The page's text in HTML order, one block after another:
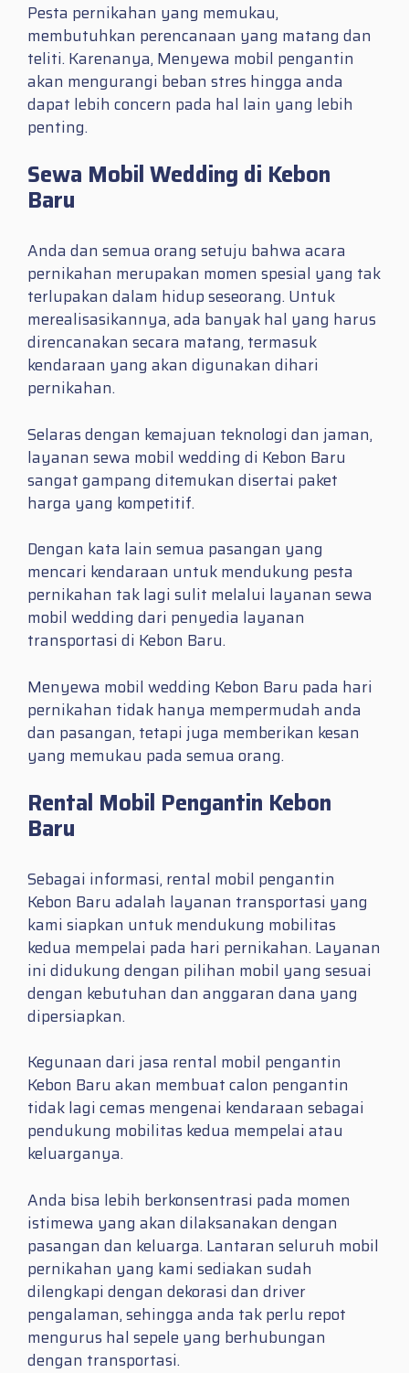
Pesta pernikahan yang memukau,
membutuhkan perencanaan yang matang dan
teliti. Karenanya, Menyewa mobil pengantin
akan mengurangi beban stres hingga anda
dapat lebih concern pada hal lain yang lebih
penting.
Sewa Mobil Wedding di Kebon
Baru
Anda dan semua orang setuju bahwa acara
pernikahan merupakan momen spesial yang tak
terlupakan dalam hidup seseorang. Untuk
merealisasikannya, ada banyak hal yang harus
direncanakan secara matang, termasuk
kendaraan yang akan digunakan dihari
pernikahan.
Selaras dengan kemajuan teknologi dan jaman,
layanan sewa mobil wedding di Kebon Baru
sangat gampang ditemukan disertai paket
harga yang kompetitif.
Dengan kata lain semua pasangan yang
mencari kendaraan untuk mendukung pesta
pernikahan tak lagi sulit melalui layanan sewa
mobil wedding dari penyedia layanan
transportasi di Kebon Baru.
Menyewa mobil wedding Kebon Baru pada hari
pernikahan tidak hanya mempermudah anda
dan pasangan, tetapi juga memberikan kesan
yang memukau pada semua orang.
Rental Mobil Pengantin Kebon
Baru
Sebagai informasi, rental mobil pengantin
Kebon Baru adalah layanan transportasi yang
kami siapkan untuk mendukung mobilitas
kedua mempelai pada hari pernikahan. Layanan
ini didukung dengan pilihan mobil yang sesuai
dengan kebutuhan dan anggaran dana yang
dipersiapkan.
Kegunaan dari jasa rental mobil pengantin
Kebon Baru akan membuat calon pengantin
tidak lagi cemas mengenai kendaraan sebagai
pendukung mobilitas kedua mempelai atau
keluarganya.
Anda bisa lebih berkonsentrasi pada momen
istimewa yang akan dilaksanakan dengan
pasangan dan keluarga. Lantaran seluruh mobil
pernikahan yang kami sediakan sudah
dilengkapi dengan dekorasi dan driver
pengalaman, sehingga anda tak perlu repot
mengurus hal sepele yang berhubungan
dengan transportasi.